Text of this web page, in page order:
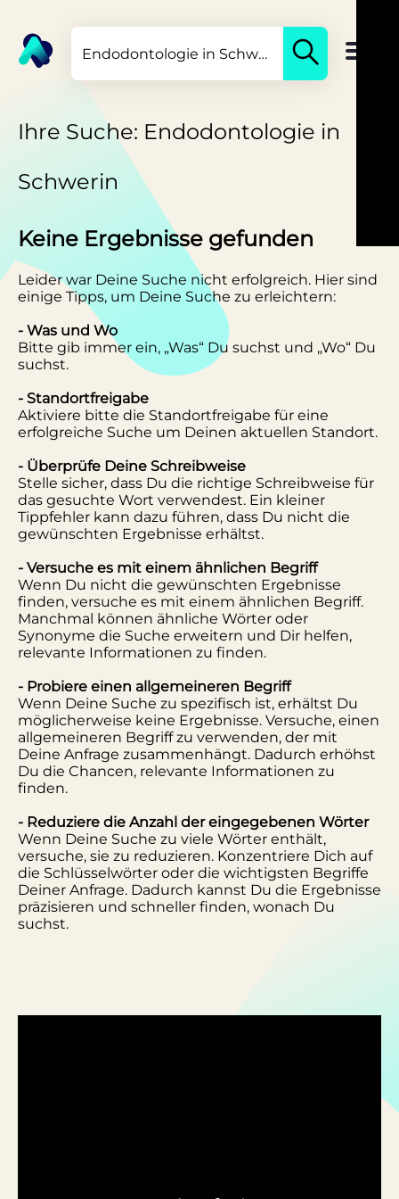
Ihre Suche: Endodontologie in
Schwerin
Keine Ergebnisse gefunden
Leider war Deine Suche nicht erfolgreich. Hier sind
einige Tipps, um Deine Suche zu erleichtern:
- Was und Wo
Bitte gib immer ein, „Was“ Du suchst und „Wo“ Du
suchst.
- Standortfreigabe
Aktiviere bitte die Standortfreigabe für eine
erfolgreiche Suche um Deinen aktuellen Standort.
- Überprüfe Deine Schreibweise
Stelle sicher, dass Du die richtige Schreibweise für
das gesuchte Wort verwendest. Ein kleiner
Tippfehler kann dazu führen, dass Du nicht die
gewünschten Ergebnisse erhältst.
- Versuche es mit einem ähnlichen Begriff
Wenn Du nicht die gewünschten Ergebnisse
finden, versuche es mit einem ähnlichen Begriff.
Manchmal können ähnliche Wörter oder
Synonyme die Suche erweitern und Dir helfen,
relevante Informationen zu finden.
- Probiere einen allgemeineren Begriff
Wenn Deine Suche zu spezifisch ist, erhältst Du
möglicherweise keine Ergebnisse. Versuche, einen
allgemeineren Begriff zu verwenden, der mit
Deine Anfrage zusammenhängt. Dadurch erhöhst
Du die Chancen, relevante Informationen zu
finden.
- Reduziere die Anzahl der eingegebenen Wörter
Wenn Deine Suche zu viele Wörter enthält,
versuche, sie zu reduzieren. Konzentriere Dich auf
die Schlüsselwörter oder die wichtigsten Begriffe
Deiner Anfrage. Dadurch kannst Du die Ergebnisse
präzisieren und schneller finden, wonach Du
suchst.